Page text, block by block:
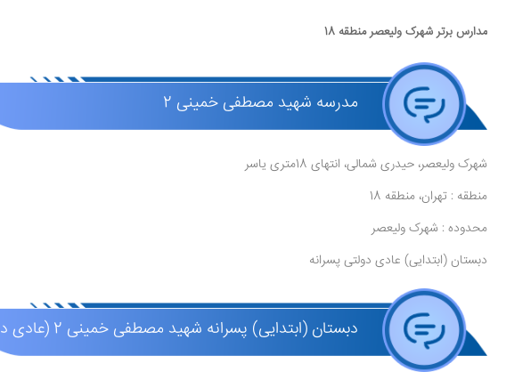
مدارس برتر شهرک ولیعصر منطقه 18
مدرسه شهید مصطفی خمینی 2
شهرک ولیعصر، حیدری شمالی، انتهای 18متری یاسر
منطقه : تهران، منطقه 18
محدوده : شهرک ولیعصر
دبستان (ابتدایی) عادی دولتی پسرانه
دبستان (ابتدایی) پسرانه شهید مصطفی خمینی 2 (عادی دولتی )